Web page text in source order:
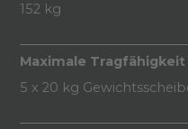
152 kg
Maximale
5 x 20 kg